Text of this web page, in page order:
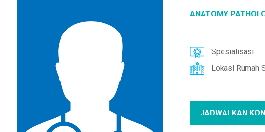
ANATOMY
Spesialisasi
Lokasi Rumah
JADWALKAN